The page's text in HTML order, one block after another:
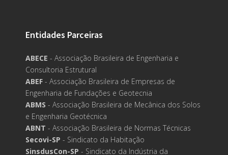
Entidades Parceiras
ABECE - Associação Brasileira de Engenharia e
Consultoria Estrutural
ABEF - Associação Brasileira de Empresas de
Engenharia de Fundações e Geotecnia
ABMS - Associação Brasileira de Mecânica dos Solos
e Engenharia Geotécnica
ABNT - Associação Brasileira de Normas Técnicas
Secovi-SP - Sindicato da Habitação
SinsdusCon-SP - Sindicato da Indústria da